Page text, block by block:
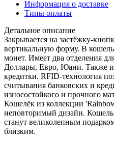
Информация о доставке
Типы оплаты
Детальное описание
Закрывается на застёжку-
вертикальную форму. В
монет. Имеет два отделения
Доллары, Евро, Юани. Также
кредитки. RFID-технология
считывания банковских и
износостойкого и прочного
Кошелёк из коллекции
неповторимый дизайн.
станут великолепным
близким.